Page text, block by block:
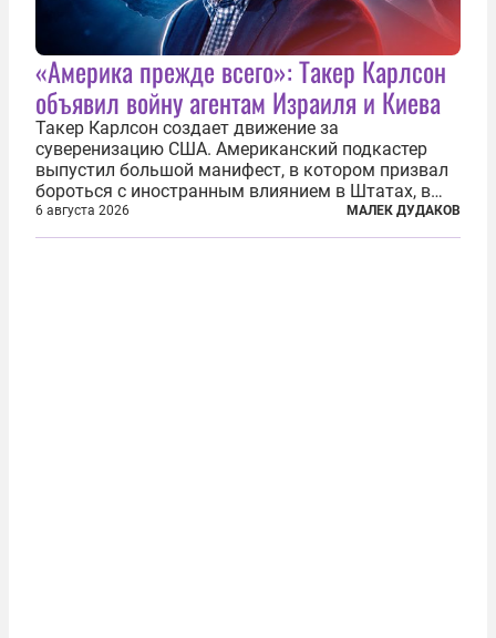
«Америка прежде всего»: Такер Карлсон
объявил войну агентам Израиля и Киева
Такер Карлсон создает движение за
суверенизацию США. Американский подкастер
выпустил большой манифест, в котором призвал
бороться с иностранным влиянием в Штатах, в
первую очередь имея в виду Израиль. А также
прекратить заморские войны, выплатить
6 августа 2026 МАЛЕК ДУДАКОВ